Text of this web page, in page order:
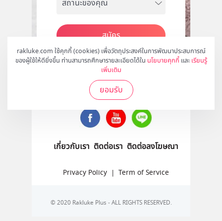
rakluke.com ใช้คุกกี้ (cookies) เพื่อวัตถุประสงค์ในการพัฒนาประสบการณ์
ของผู้ใช้ให้ดียิ่งขึ้น ท่านสามารถศึกษารายละเอียดได้ใน นโยบายคุกกี้ และ เรียนรู้
เพิ่มเติม
ยอมรับ
สมัคร
ติดตามเราได้ที่
เกี่ยวกับเรา ติดต่อเรา ติดต่อลงโฆษณา
Privacy Policy | Term of Service
© 2020 Rakluke Plus - ALL RIGHTS RESERVED.